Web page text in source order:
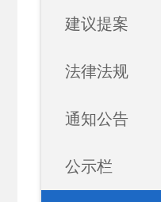
建议提案
法律法规
通知公告
公示栏